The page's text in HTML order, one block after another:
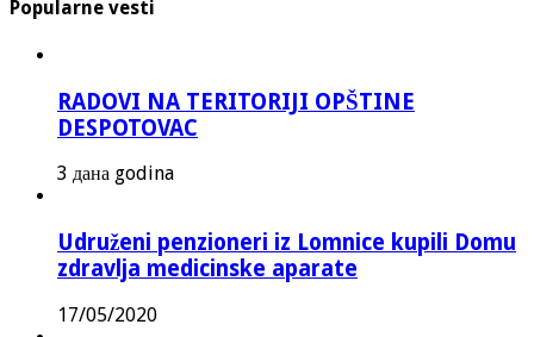
Popularne vesti
RADOVI NA TERITORIJI OPŠTINE
DESPOTOVAC
3 дана godina
Udruženi penzioneri iz Lomnice kupili Domu
zdravlja medicinske aparate
17/05/2020